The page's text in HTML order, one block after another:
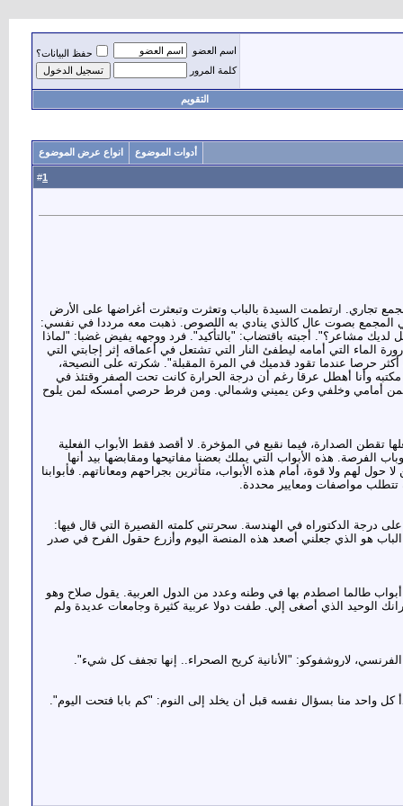
اسم العضو
حفظ البيانات؟
كلمة المرور
التقويم
أدوات الموضوع انواع عرض الموضوع
1
تجاري. ارتطمت السيدة بالباب وتعثرت وتبعثرت أغراضها على الأرض
المجمع بصوت عال كالذي ينادي به اللصوص. ذهبت معه مرددا في نفسي:
لديك مشاعر؟". أجبته باقتضاب: "بالتأكيد". فرد ووجهه يفيض غضبا: "لماذا
الماء التي أمامه ليطفئ النار التي تشتعل في أعماقه إثر إجابتي التي
حرصا عندما تقود قدميك في المرة المقبلة". شكرته على النصيحة،
وأنا أهطل عرقا رغم أن درجة الحرارة كانت تحت الصفر وقتئذ في
أمريكا عام 2000. فأصبحت منذ ذلك الحين أفتح الأبواب لمن أمامي وخلفي وعن يميني وشمالي. ومن فرط حرصي أمسكه لمن يلوح
تقطن الصدارة، فيما نقبع في المؤخرة. لا أقصد فقط الأبواب الفعلية
الفرصة. هذه الأبواب التي يملك بعضنا مفاتيحها ومقابضها بيد أنها
لهم ولا قوة، أمام هذه الأبواب، متأثرين بجراحهم ومعاناتهم. فأبوابنا
تتطلب مواصفات ومعايير محددة.
درجة الدكتوراه في الهندسة. سحرتني كلمته القصيرة التي قال فيها:
هو الذي جعلني أصعد هذه المنصة اليوم وأزرع حقول الفرح في صدر
طالما اصطدم بها في وطنه وعدد من الدول العربية. يقول صلاح وهو
الوحيد الذي أصغى إلي. طفت دولا عربية كثيرة وجامعات عديدة ولم
الفرنسي، لاروشفوكو: "الأنانية كريح الصحراء.. إنها تجفف كل شيء".
كل واحد منا بسؤال نفسه قبل أن يخلد إلى النوم: "كم بابا فتحت اليوم".